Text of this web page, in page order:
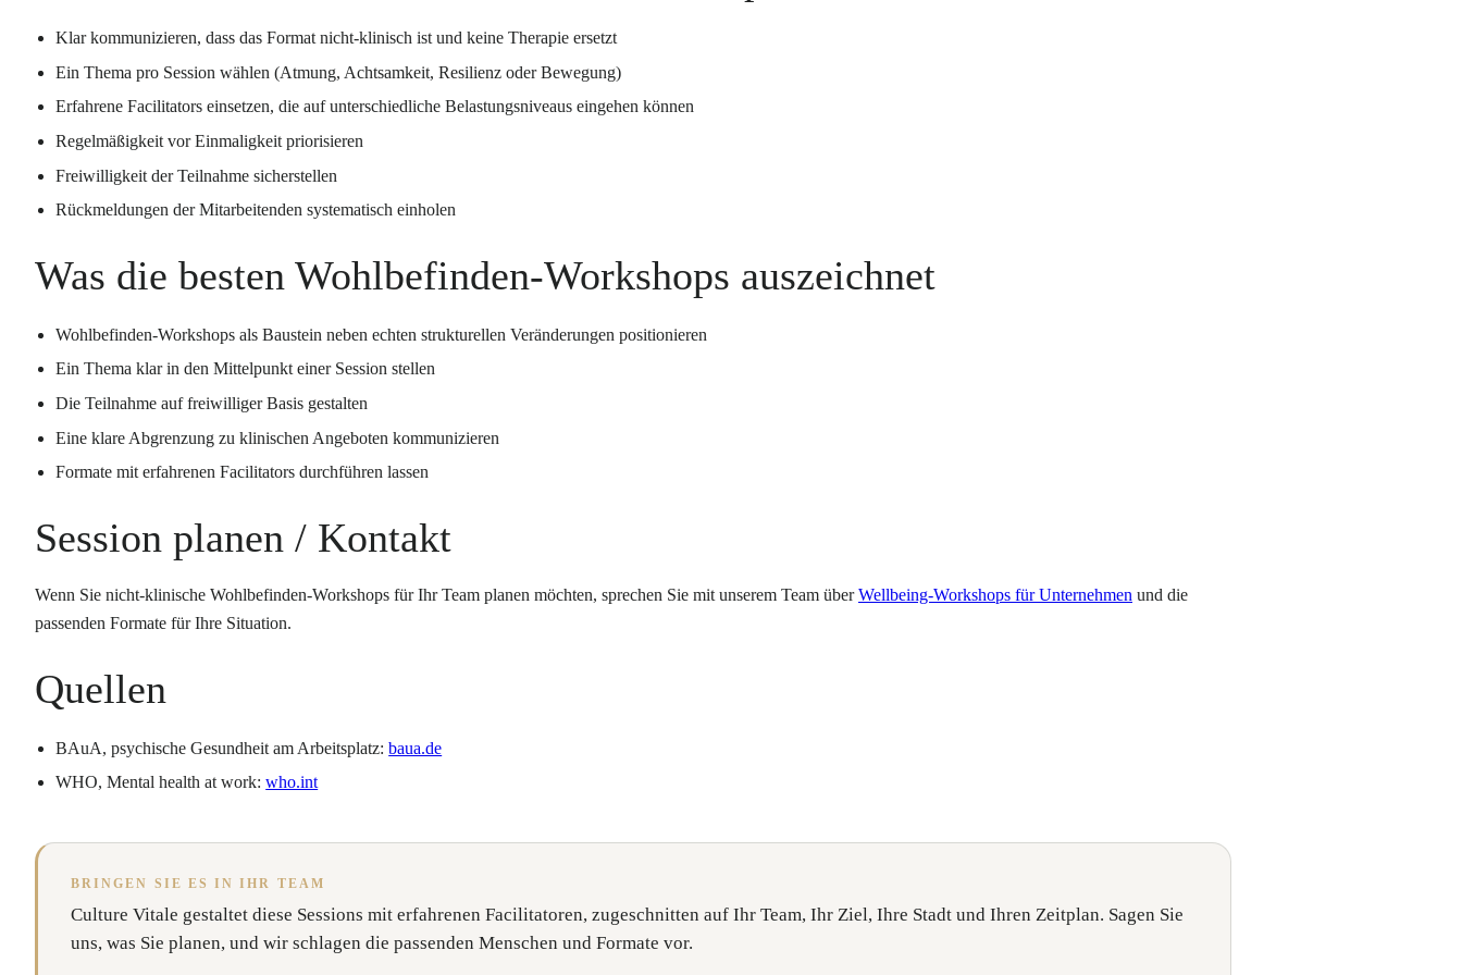
Klar kommunizieren, dass das Format nicht-klinisch ist und keine Therapie ersetzt
Ein Thema pro Session wählen (Atmung, Achtsamkeit, Resilienz oder Bewegung)
Erfahrene Facilitators einsetzen, die auf unterschiedliche Belastungsniveaus eingehen können
Regelmäßigkeit vor Einmaligkeit priorisieren
Freiwilligkeit der Teilnahme sicherstellen
Rückmeldungen der Mitarbeitenden systematisch einholen
Was die besten Wohlbefinden-Workshops auszeichnet
Wohlbefinden-Workshops als Baustein neben echten strukturellen Veränderungen positionieren
Ein Thema klar in den Mittelpunkt einer Session stellen
Die Teilnahme auf freiwilliger Basis gestalten
Eine klare Abgrenzung zu klinischen Angeboten kommunizieren
Formate mit erfahrenen Facilitators durchführen lassen
Session planen / Kontakt
Wenn Sie nicht-klinische Wohlbefinden-Workshops für Ihr Team planen möchten, sprechen Sie mit unserem Team überWellbeing-Workshops für Unternehmen und die
passenden Formate für Ihre Situation.
Quellen
BAuA, psychische Gesundheit am Arbeitsplatz:baua.de
WHO, Mental health at work:who.int
BRINGEN SIE ES IN IHR TEAM
Culture Vitale gestaltet diese Sessions mit erfahrenen Facilitatoren, zugeschnitten auf Ihr Team, Ihr Ziel, Ihre Stadt und Ihren Zeitplan. Sagen Sie
uns, was Sie planen, und wir schlagen die passenden Menschen und Formate vor.